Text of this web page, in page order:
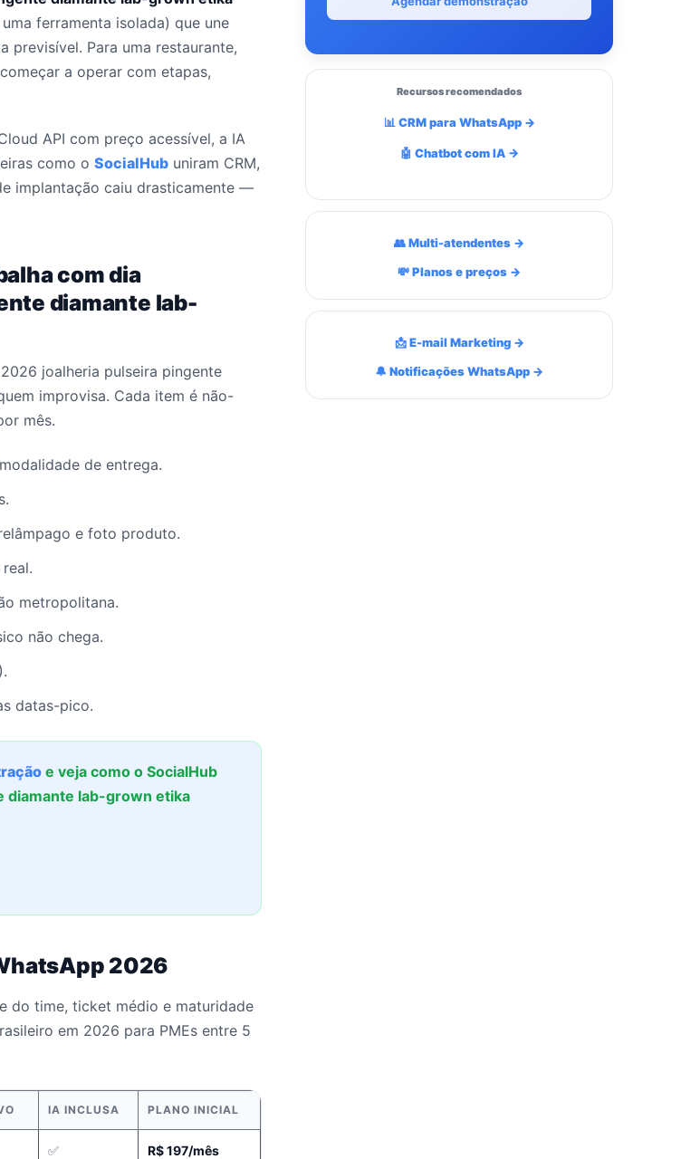
ferramenta isolada) que une
previsível. Para uma restaurante,
a operar com etapas,
API com preço acessível, a IA
como o SocialHub uniram CRM,
implantação caiu drasticamente —
com dia
diamante lab-
joalheria pulseira pingente
improvisa. Cada item é não-
mês.
de entrega.
e foto produto.
metropolitana.
não chega.
datas-pico.
e veja como o SocialHub
diamante lab-grown etika
2026
do time, ticket médio e maturidade
em 2026 para PMEs entre 5
IA INCLUSA PLANO INICIAL
✅ R$ 197/mês
Recursos recomendados
📊 CRM para WhatsApp →
🤖 Chatbot com IA →
👥 Multi-atendentes →
💸 Planos e preços →
📩 E-mail Marketing →
🔔 Notificações WhatsApp →